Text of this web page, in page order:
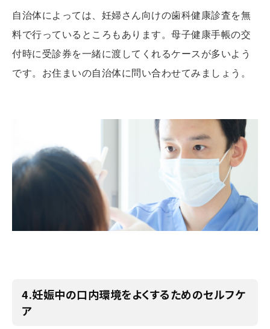
自治体によっては、妊婦さん向けの歯科健康診査を無
料で行っているところもあります。母子健康手帳の交
付時に受診券を一緒に渡してくれるケースが多いよう
です。お住まいの自治体に問い合わせてみましょう。
4.妊娠中の口内環境をよくするためのセルフケ
ア